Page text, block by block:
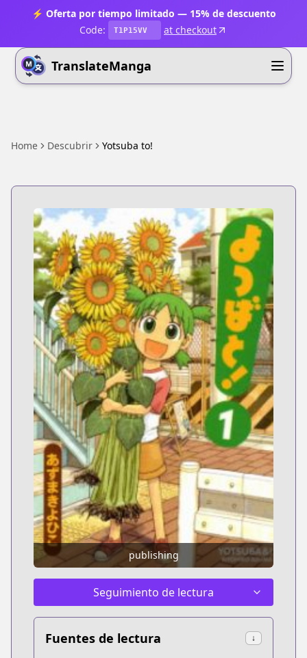
⚡ Oferta por tiempo limitado — 15% de descuento
Code:
T1P15VV at checkout
TranslateManga
Home Descubrir Yotsuba to!
publishing
Seguimiento de lectura
Fuentes de lectura ↓